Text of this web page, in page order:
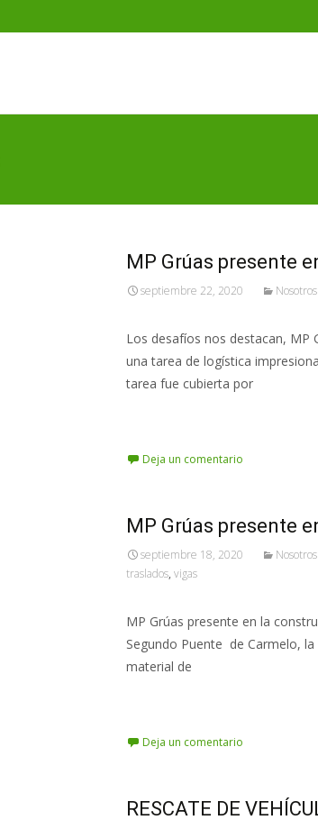
MP Grúas presente
septiembre 22, 2020 Nosotros
Los desafíos nos destacan, MP
una tarea de logística
tarea fue cubierta por
Deja un comentario
MP Grúas presente
septiembre 18, 2020 Nosotros
traslados, vigas
MP Grúas presente en la
Segundo Puente de Carmelo,
material de
Deja un comentario
RESCATE DE